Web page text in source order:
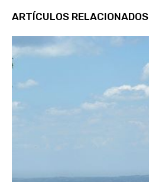
ARTÍCULOS RELACIONADOS